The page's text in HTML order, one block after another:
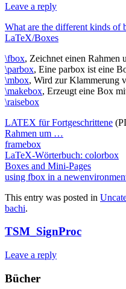
Leave a reply
What are the different kinds of
LaTeX/Boxes
\fbox, Zeichnet einen Rahmen
\parbox, Eine parbox ist eine
\mbox, Wird zur Klammerung
\makebox, Erzeugt eine Box
\raisebox
LATEX für Fortgeschrittene
Rahmen um …
framebox
LaTeX-Wörterbuch: colorbox
Boxes and Mini-Pages
using fbox in a
This entry was posted in
bachi.
TSM_SignProc
Leave a reply
Bücher